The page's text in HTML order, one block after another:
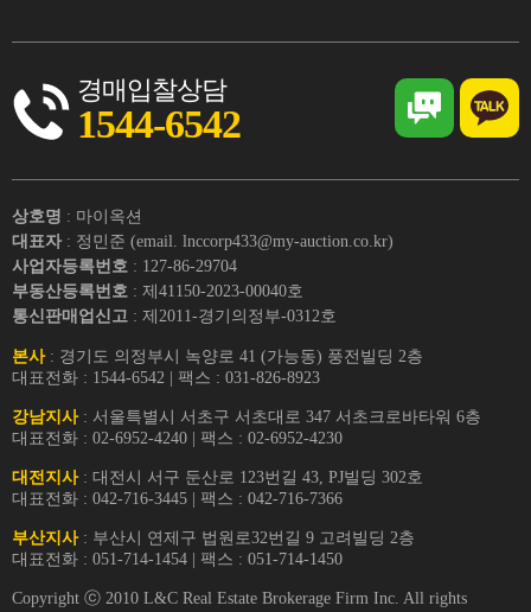
경매입찰상담
1544-6542
상호명 : 마이옥션
대표자 : 정민준 (email. lnccorp433@my-auction.co.kr)
사업자등록번호 : 127-86-29704
부동산등록번호 : 제41150-2023-00040호
통신판매업신고 : 제2011-경기의정부-0312호
본사: 경기도 의정부시 녹양로 41 (가능동) 풍전빌딩 2층
대표전화 : 1544-6542 | 팩스 : 031-826-8923
강남지사: 서울특별시 서초구 서초대로 347 서초크로바타워 6층
대표전화 : 02-6952-4240 | 팩스 : 02-6952-4230
대전지사: 대전시 서구 둔산로 123번길 43, PJ빌딩 302호
대표전화 : 042-716-3445 | 팩스 : 042-716-7366
부산지사: 부산시 연제구 법원로32번길 9 고려빌딩 2층
대표전화 : 051-714-1454 | 팩스 : 051-714-1450
Copyright ⓒ 2010 L&C Real Estate Brokerage Firm Inc. All rights